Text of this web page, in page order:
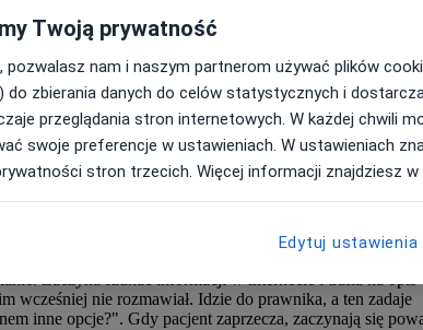
Telefon do pacjenta z prywatnej komórki. Krótka
obszarach lekarze potykają się najczęściej. Wszystkie te
medycznego, wystarczy przyjrzeć się własnym
sam podpis nie
pacjenta dzień przed zabiegiem i wręcza mu
terminologii. Pacjent podpisuje, lekarz również, zabieg się
Zaczyna szukać informacji w internecie i trafia na opis
wcześniej nie rozmawiał. Idzie do prawnika, a ten zadaje
inne opcje?". Gdy pacjent zaprzecza, zaczynają się
Twoją prywatność
pozwalasz nam i naszym partnerom używać plików
do zbierania danych do celów statystycznych i
przeglądania stron internetowych. W każdej chwili
swoje preferencje w ustawieniach. W ustawieniach
stron trzecich. Więcej informacji znajdziesz w
Edytuj ustawienia